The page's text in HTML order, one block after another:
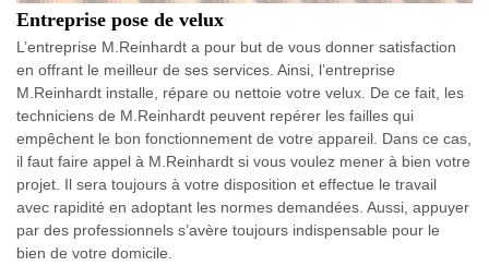
Entreprise pose de velux
L’entreprise M.Reinhardt a pour but de vous donner satisfaction
en offrant le meilleur de ses services. Ainsi, l’entreprise
M.Reinhardt installe, répare ou nettoie votre velux. De ce fait, les
techniciens de M.Reinhardt peuvent repérer les failles qui
empêchent le bon fonctionnement de votre appareil. Dans ce cas,
il faut faire appel à M.Reinhardt si vous voulez mener à bien votre
projet. Il sera toujours à votre disposition et effectue le travail
avec rapidité en adoptant les normes demandées. Aussi, appuyer
par des professionnels s’avère toujours indispensable pour le
bien de votre domicile.